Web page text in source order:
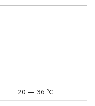
20 — 36 ℃